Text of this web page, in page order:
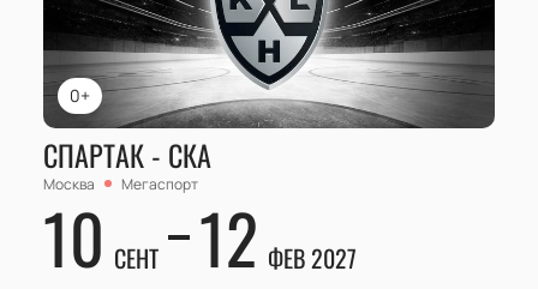
0+
СПАРТАК - СКА
Москва Мегаспорт
10 СЕНТ 12 ФЕВ 2027